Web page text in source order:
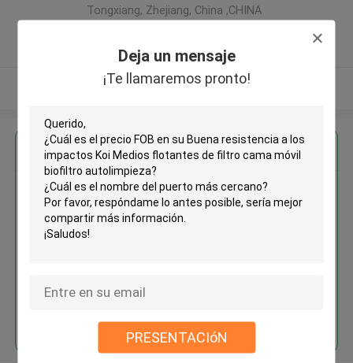
Deja un mensaje
¡Te llamaremos pronto!
PRESENTACIóN
Tongxiang, Zhejiang, China ,CHINA
Proveedor verificado
Vea más
Obtenga el mejor precio por
Buena resistencia a los
impactos Koi Medios flotantes